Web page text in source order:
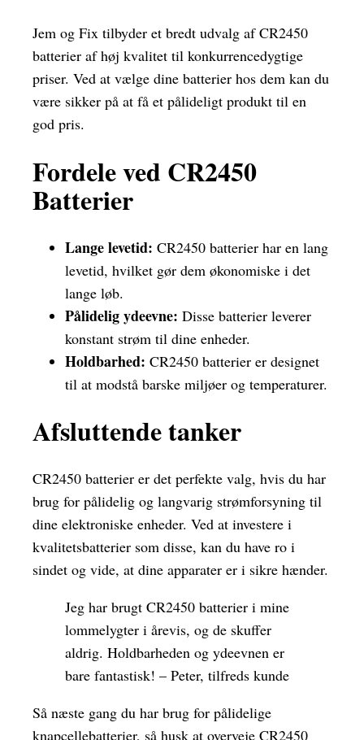
Jem og Fix tilbyder et bredt udvalg af CR2450
batterier af høj kvalitet til konkurrencedygtige
priser. Ved at vælge dine batterier hos dem kan du
være sikker på at få et pålideligt produkt til en
god pris.
Fordele ved CR2450
Batterier
Lange levetid: CR2450 batterier har en lang
levetid, hvilket gør dem økonomiske i det
lange løb.
Pålidelig ydeevne: Disse batterier leverer
konstant strøm til dine enheder.
Holdbarhed: CR2450 batterier er designet
til at modstå barske miljøer og temperaturer.
Afsluttende tanker
CR2450 batterier er det perfekte valg, hvis du har
brug for pålidelig og langvarig strømforsyning til
dine elektroniske enheder. Ved at investere i
kvalitetsbatterier som disse, kan du have ro i
sindet og vide, at dine apparater er i sikre hænder.
Jeg har brugt CR2450 batterier i mine
lommelygter i årevis, og de skuffer
aldrig. Holdbarheden og ydeevnen er
bare fantastisk! – Peter, tilfreds kunde
Så næste gang du har brug for pålidelige
knapcellebatterier, så husk at overveje CR2450